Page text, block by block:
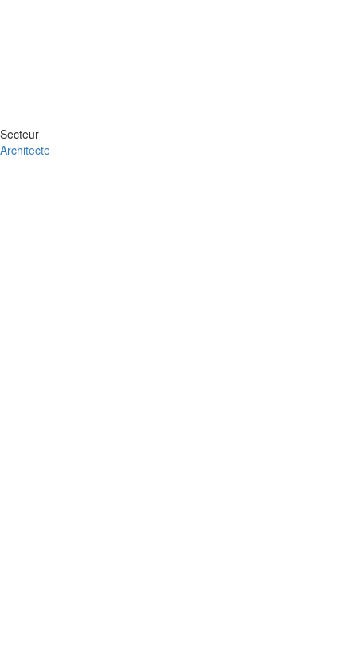
Secteur
Architecte